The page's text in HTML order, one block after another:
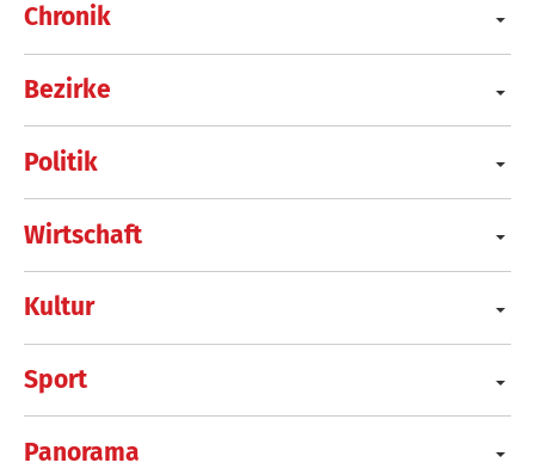
Chronik
Bezirke
Politik
Wirtschaft
Kultur
Sport
Panorama